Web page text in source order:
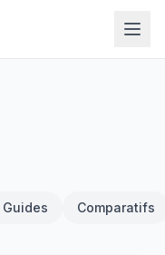
Guides Comparatifs